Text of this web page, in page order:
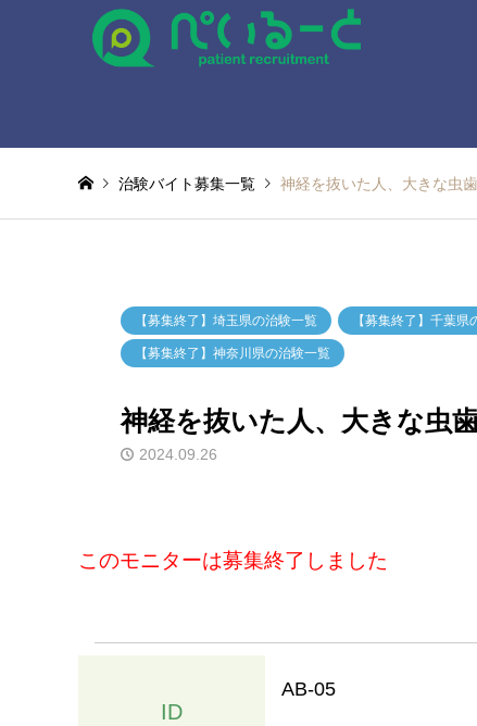
治験バイト募集一覧 神経を抜いた人、大きな虫
【募集終了】埼玉県の治験一覧 【募集終了】千葉県
【募集終了】神奈川県の治験一覧
神経を抜いた人、大きな虫
2024.09.26
このモニターは募集終了しました
ID
AB-05